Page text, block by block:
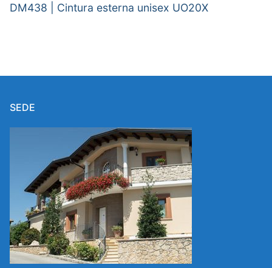
DM438 | Cintura esterna unisex UO20X
SEDE